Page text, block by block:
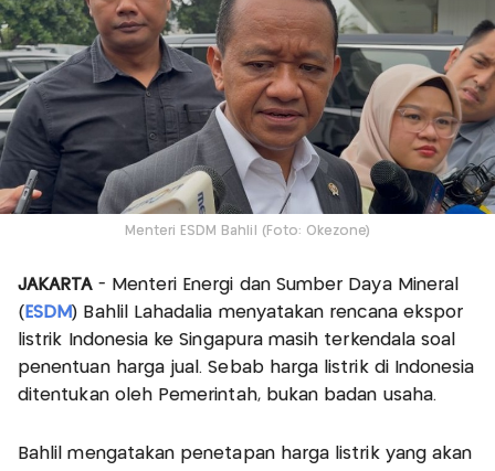
Menteri ESDM Bahlil (Foto: Okezone)
JAKARTA- Menteri Energi dan Sumber Daya Mineral
( ESDM ) Bahlil Lahadalia menyatakan rencana ekspor
listrik Indonesia ke Singapura masih terkendala soal
penentuan harga jual. Sebab harga listrik di Indonesia
ditentukan oleh Pemerintah, bukan badan usaha.
Bahlil mengatakan penetapan harga listrik yang akan